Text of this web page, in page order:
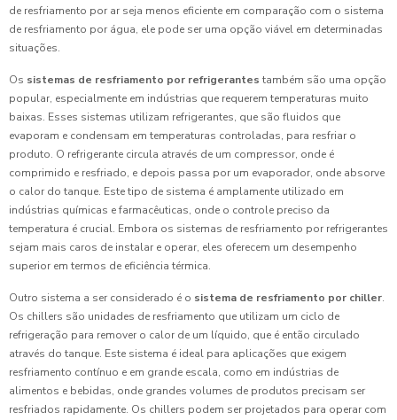
de resfriamento por ar seja menos eficiente em comparação com o sistema
de resfriamento por água, ele pode ser uma opção viável em determinadas
situações.
Os sistemas de resfriamento por refrigerantes também são uma opção
popular, especialmente em indústrias que requerem temperaturas muito
baixas. Esses sistemas utilizam refrigerantes, que são fluidos que
evaporam e condensam em temperaturas controladas, para resfriar o
produto. O refrigerante circula através de um compressor, onde é
comprimido e resfriado, e depois passa por um evaporador, onde absorve
o calor do tanque. Este tipo de sistema é amplamente utilizado em
indústrias químicas e farmacêuticas, onde o controle preciso da
temperatura é crucial. Embora os sistemas de resfriamento por refrigerantes
sejam mais caros de instalar e operar, eles oferecem um desempenho
superior em termos de eficiência térmica.
Outro sistema a ser considerado é o sistema de resfriamento por chiller.
Os chillers são unidades de resfriamento que utilizam um ciclo de
refrigeração para remover o calor de um líquido, que é então circulado
através do tanque. Este sistema é ideal para aplicações que exigem
resfriamento contínuo e em grande escala, como em indústrias de
alimentos e bebidas, onde grandes volumes de produtos precisam ser
resfriados rapidamente. Os chillers podem ser projetados para operar com